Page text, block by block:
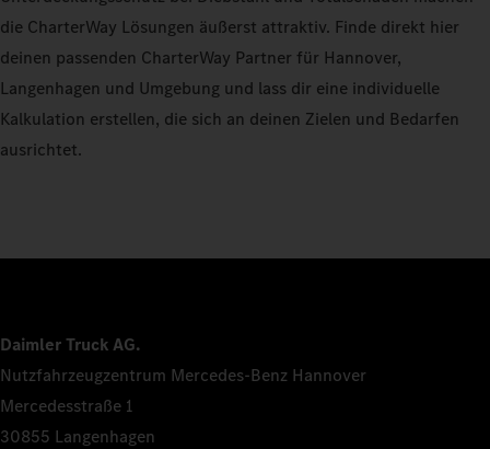
die CharterWay Lösungen äußerst attraktiv. Finde direkt hier
deinen passenden CharterWay Partner für Hannover,
Langenhagen und Umgebung und lass dir eine individuelle
Kalkulation erstellen, die sich an deinen Zielen und Bedarfen
ausrichtet.
Daimler Truck AG.
Nutzfahrzeugzentrum Mercedes-Benz Hannover
Mercedesstraße 1
30855 Langenhagen